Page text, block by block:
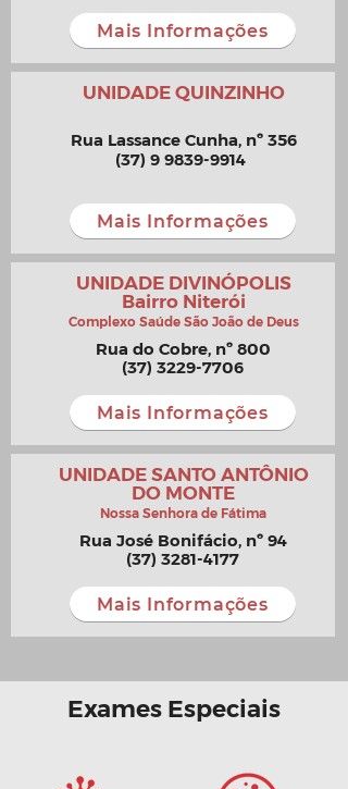
Mais Informações
UNIDADE QUINZINHO
Rua Lassance Cunha, nº 356
(37) 9 9839-9914
Mais Informações
UNIDADE DIVINÓPOLIS
Bairro Niterói
Complexo Saúde São João de Deus
Rua do Cobre, nº 800
(37) 3229-7706
Mais Informações
UNIDADE SANTO ANTÔNIO
DO MONTE
Nossa Senhora de Fátima
Rua José Bonifácio, nº 94
(37) 3281-4177
Mais Informações
Exames Especiais